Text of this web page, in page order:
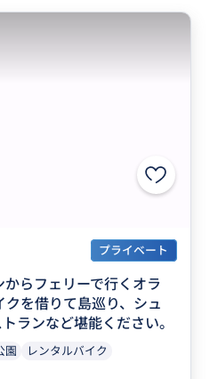
プライベート
らフェリーで行くオラ
を借りて島巡り、シュ
ランなど堪能ください。
園
レンタルバイク